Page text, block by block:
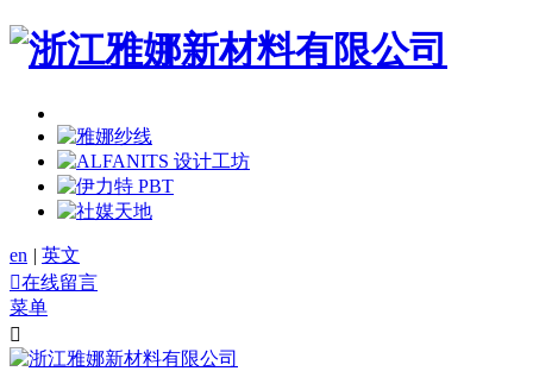
en | 英文
在线留言
菜单
